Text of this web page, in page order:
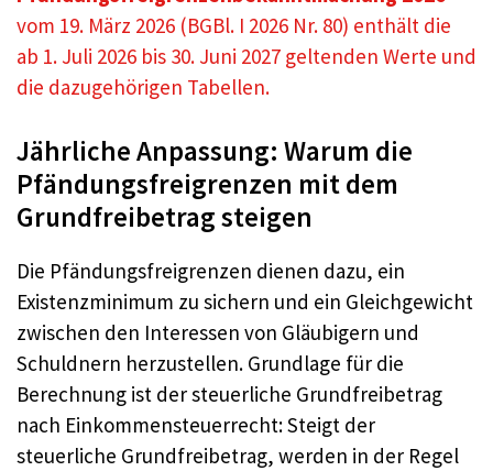
vom 19. März 2026 (BGBl. I 2026 Nr. 80) enthält die
ab 1. Juli 2026 bis 30. Juni 2027 geltenden Werte und
die dazugehörigen Tabellen.
Jährliche Anpassung: Warum die
Pfändungsfreigrenzen mit dem
Grundfreibetrag steigen
Die Pfändungsfreigrenzen dienen dazu, ein
Existenzminimum zu sichern und ein Gleichgewicht
zwischen den Interessen von Gläubigern und
Schuldnern herzustellen. Grundlage für die
Berechnung ist der steuerliche Grundfreibetrag
nach Einkommensteuerrecht: Steigt der
steuerliche Grundfreibetrag, werden in der Regel